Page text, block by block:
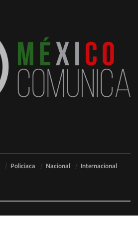
Policiaca Nacional Internacional